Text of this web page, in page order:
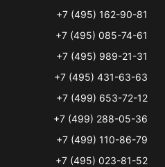
+7 (495) 162-90-81
+7 (495) 085-74-61
+7 (495) 989-21-31
+7 (495) 431-63-63
+7 (499) 653-72-12
+7 (499) 288-05-36
+7 (499) 110-86-79
+7 (495) 023-81-52